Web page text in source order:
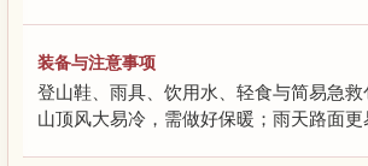
装备与注意事项
登山鞋、雨具、饮用水、轻食与简易急救
山顶风大易冷，需做好保暖；雨天路面更